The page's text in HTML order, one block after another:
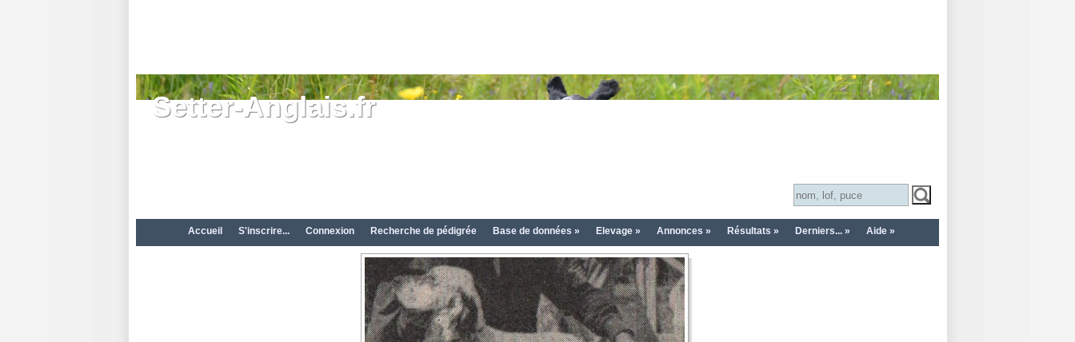
Setter-Anglais.fr
Accueil S'inscrire... Connexion Recherche de pédigrée Base de données » Elevage » Annonces » Résultats » Derniers... » Aide »